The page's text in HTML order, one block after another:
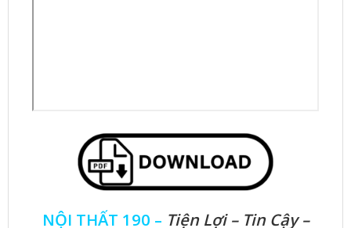
NỘI THẤT 190 – Tiện Lợi – Tin Cậy –